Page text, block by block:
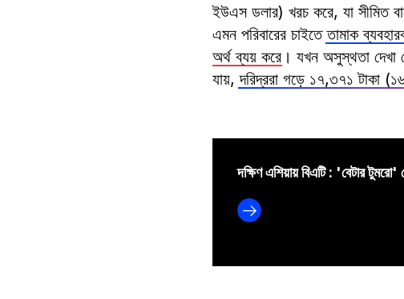
ইউএস ডলার) খরচ করে, যা সীমিত
এমন পরিবারের চাইতেতামাক
অর্থ ব্যয় করে। যখন অসুস্থতা দেখা
যায়,দরিদ্ররা গড়ে ১৭,৩৭১ টাকা
দক্ষিণ এশিয়ায় বিএটি : 'বেটার টুমরো'